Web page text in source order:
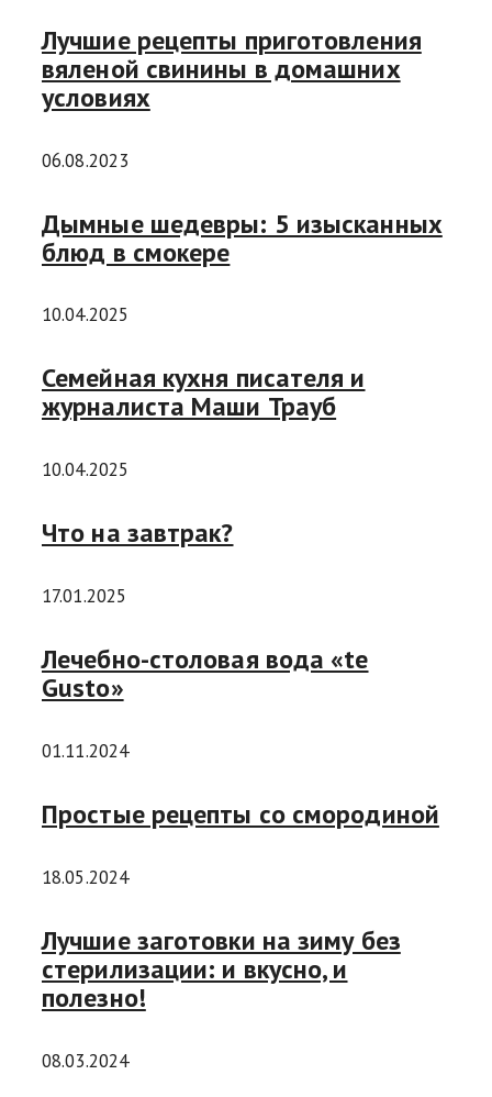
Лучшие рецепты приготовления
вяленой свинины в домашних
условиях
06.08.2023
Дымные шедевры: 5 изысканных
блюд в смокере
10.04.2025
Семейная кухня писателя и
журналиста Маши Трауб
10.04.2025
Что на завтрак?
17.01.2025
Лечебно-столовая вода «te
Gusto»
01.11.2024
Простые рецепты со смородиной
18.05.2024
Лучшие заготовки на зиму без
стерилизации: и вкусно, и
полезно!
08.03.2024